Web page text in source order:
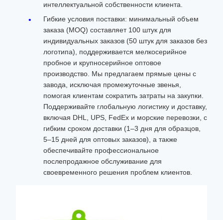
интеллектуальной собственности клиента.
Гибкие условия поставки: минимальный объем
заказа (MOQ) составляет 100 штук для
индивидуальных заказов (50 штук для заказов без
логотипа), поддерживается мелкосерийное
пробное и крупносерийное оптовое
производство. Мы предлагаем прямые цены с
завода, исключая промежуточные звенья,
помогая клиентам сократить затраты на закупки.
Поддерживайте глобальную логистику и доставку,
включая DHL, UPS, FedEx и морские перевозки, с
гибким сроком доставки (1–3 дня для образцов,
5–15 дней для оптовых заказов), а также
обеспечивайте профессиональное
послепродажное обслуживание для
своевременного решения проблем клиентов.